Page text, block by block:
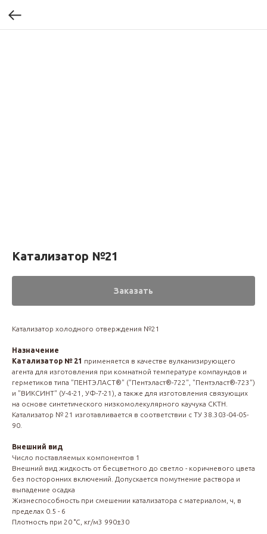
Катализатор №21
Заказать
Катализатор холодного отверждения №21
Назначение
Катализатор № 21 применяется в качестве вулканизирующего
агента для изготовления при комнатной температуре компаундов и
герметиков типа "ПЕНТЭЛАСТ®" ("Пентэласт®-722", "Пентэласт®-723")
и "ВИКСИНТ" (У-4-21, УФ-7-21), а также для изготовления связующих
на основе синтетического низкомолекулярного каучука СКТН.
Катализатор № 21 изготавливается в соответствии с ТУ 38.303-04-05-
90.
Внешний вид
Число поставляемых компонентов 1
Внешний вид жидкость от бесцветного до светло - коричневого цвета
без посторонних включений. Допускается помутнение раствора и
выпадение осадка
Жизнеспособность при смешении катализатора с материалом, ч, в
пределах 0.5 - 6
Плотность при 20 °С, кг/м3 990±30